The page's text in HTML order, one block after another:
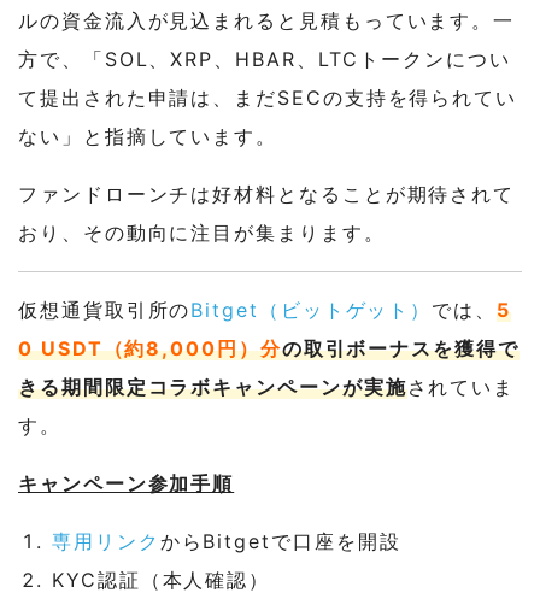
ルの資金流入が見込まれると見積もっています。一
方で、「SOL、XRP、HBAR、LTCトークンについ
て提出された申請は、まだSECの支持を得られてい
ない」と指摘しています。
ファンドローンチは好材料となることが期待されて
おり、その動向に注目が集まります。
仮想通貨取引所のBitget（ビットゲット） では、5
0 USDT（約8,000円）分の取引ボーナスを獲得で
きる期間限定コラボキャンペーンが実施されていま
す。
キャンペーン参加手順
専用リンク からBitgetで口座を開設
KYC認証（本人確認）